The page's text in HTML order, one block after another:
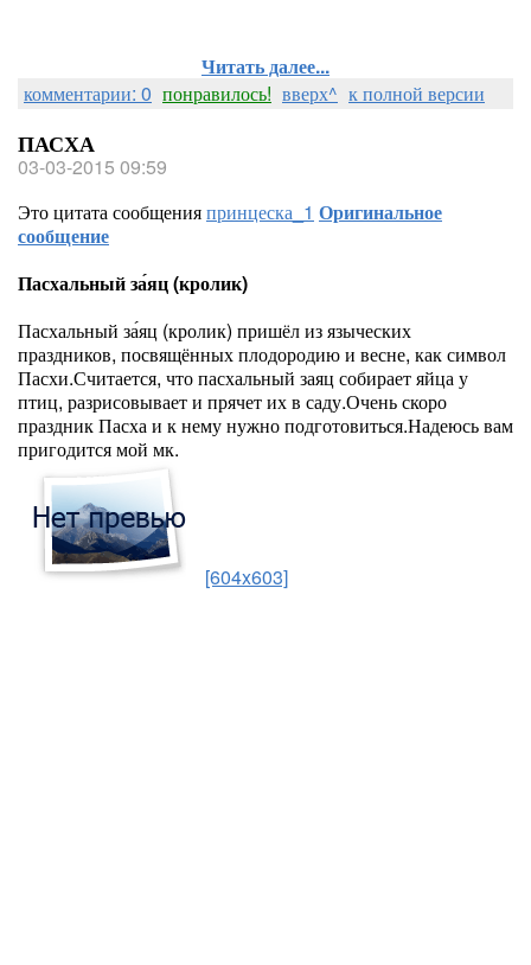
Читать далее...
комментарии: 0 понравилось! вверх^ к полной версии
ПАСХА
03-03-2015 09:59
Это цитата сообщенияпринцеска_1 Оригинальное
сообщение
Пасхальный за́яц (кролик)
Пасхальный за́яц (кролик) пришёл из языческих
праздников, посвящённых плодородию и весне, как символ
Пасхи.Считается, что пасхальный заяц собирает яйца у
птиц, разрисовывает и прячет их в саду.Очень скоро
праздник Пасха и к нему нужно подготовиться.Надеюсь вам
пригодится мой мк.
[604x603]